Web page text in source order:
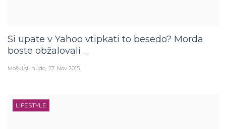
Si upate v Yahoo vtipkati to besedo? Morda
boste obžalovali …
Moški.si hudo 27. Nov 2015
LIFESTYLE